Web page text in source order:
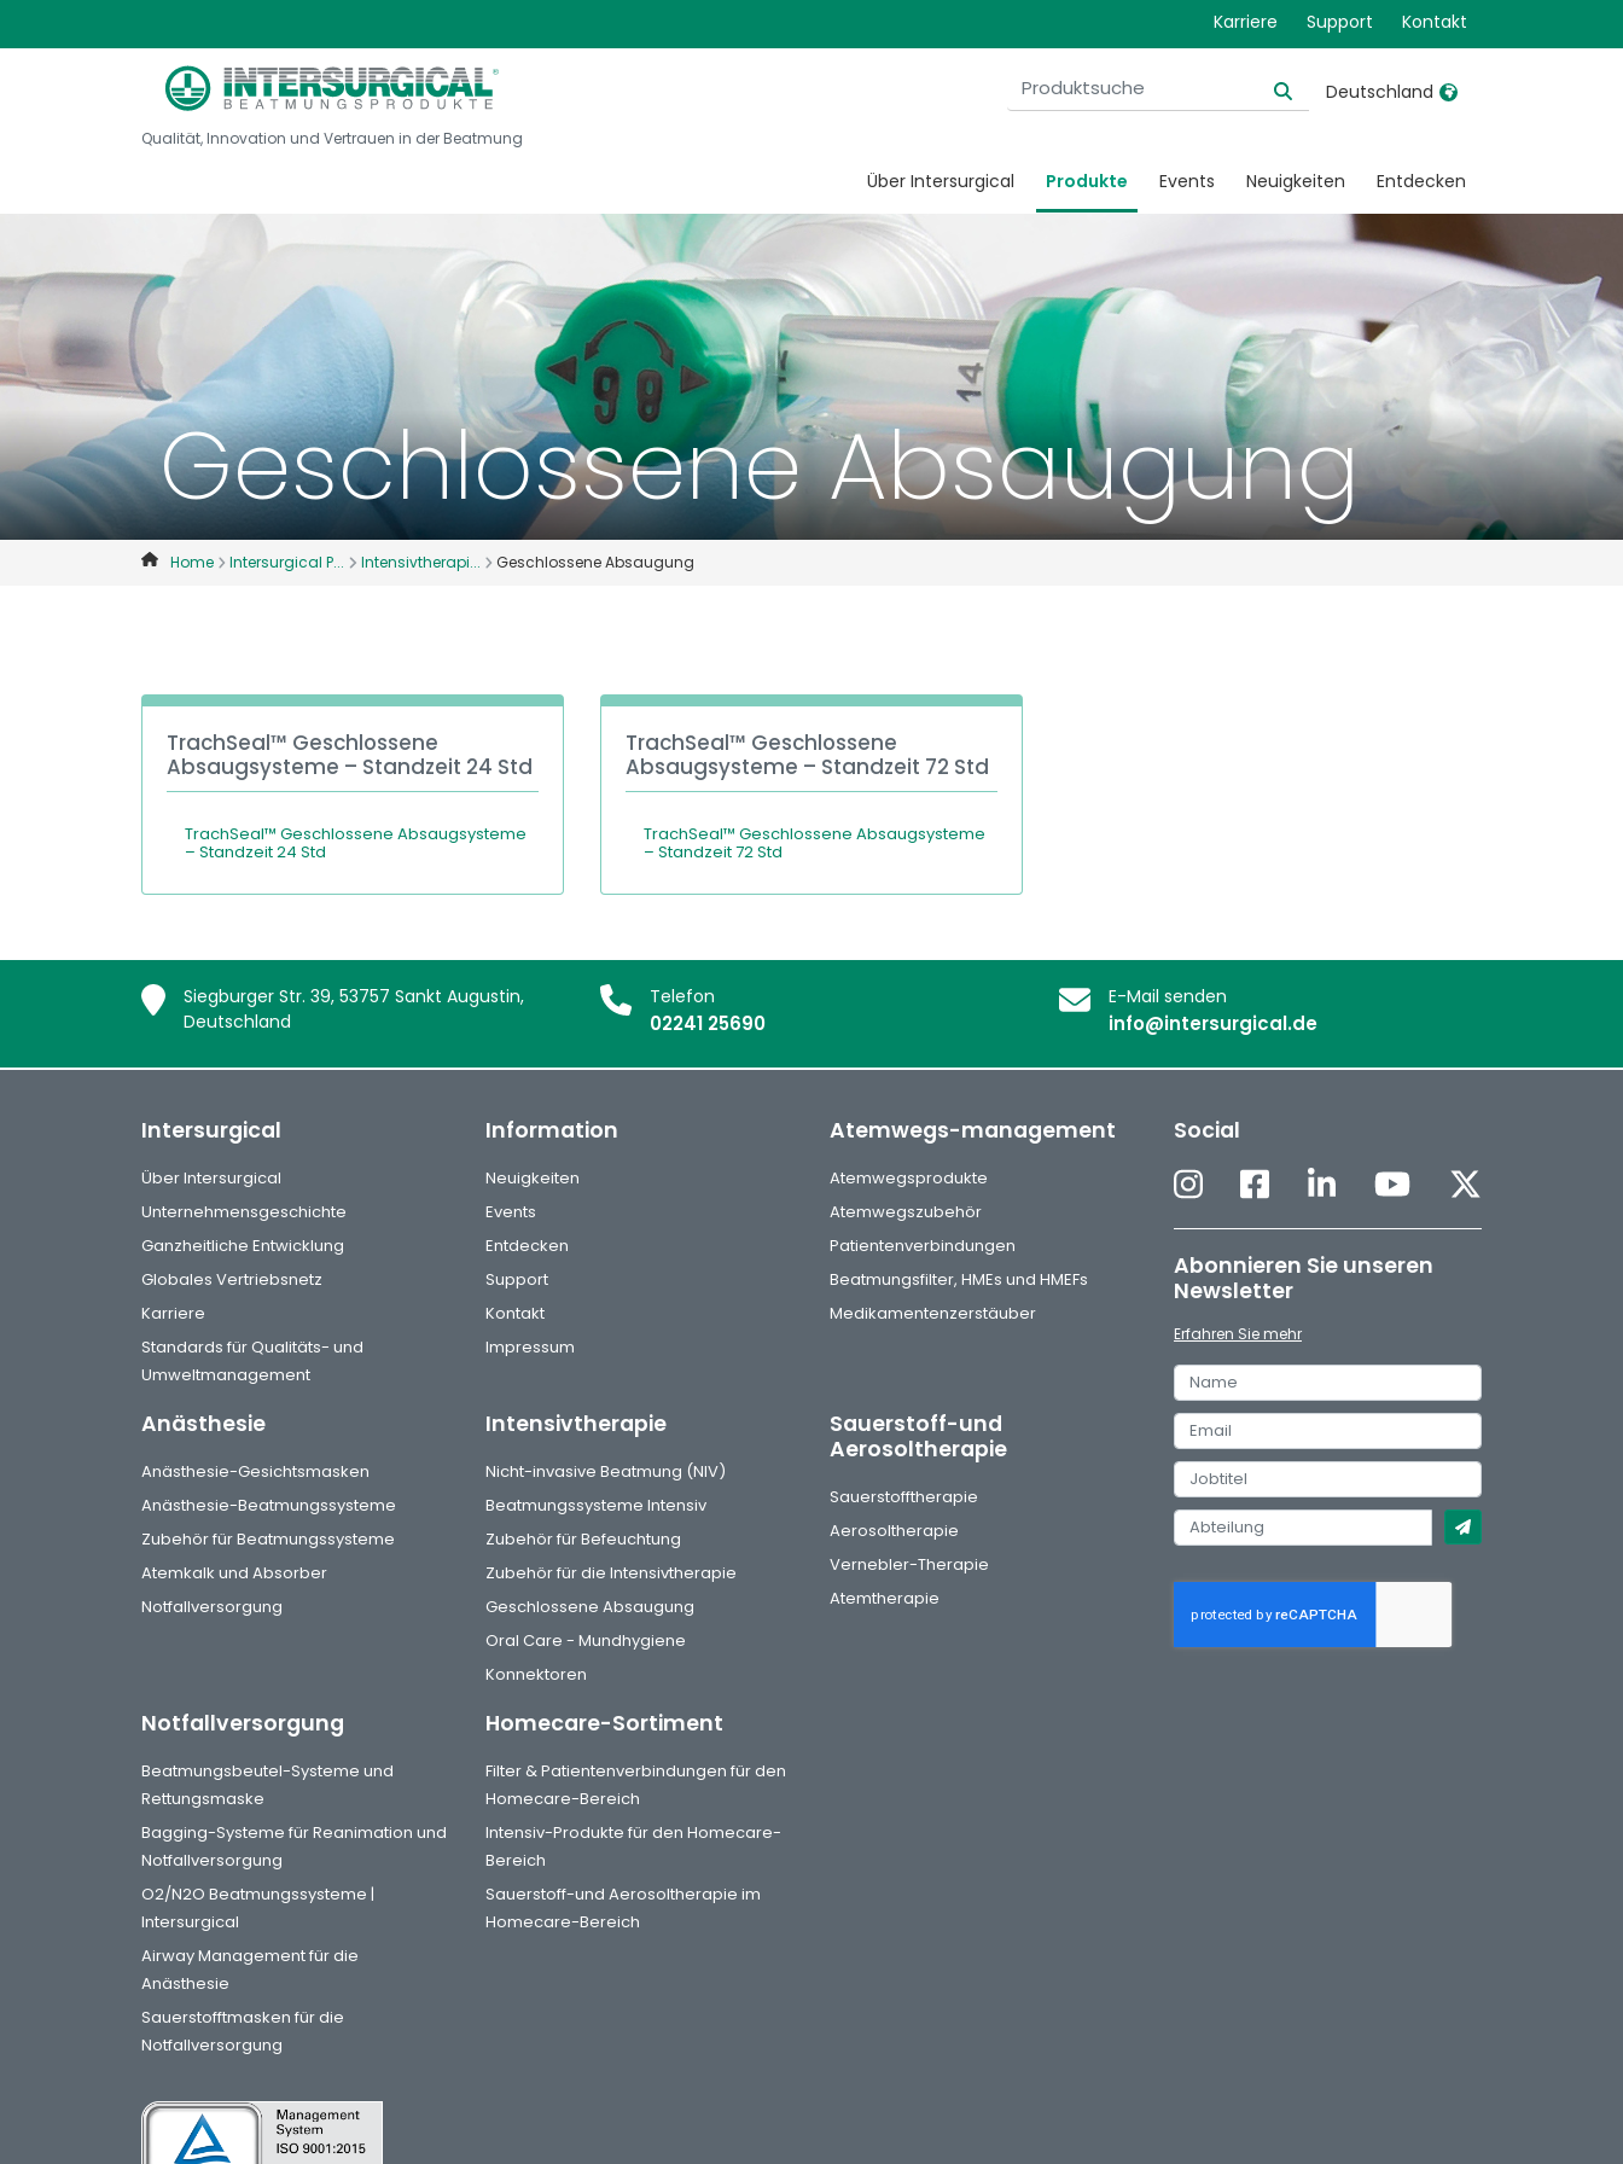
Karriere Support Kontakt
Qualität, Innovation und Vertrauen in der Beatmung
Deutschland
United States
Australia
België, Nederlands
Belgique, Français
Canada, English
Canada, Français
China
Colombia
Denmark
Italia
Japan
Malaysia
Mexico
Nederlands
Norway
Portugal
Russia
Über Intersurgical Produkte Events Neuigkeiten Entdecken
Geschlossene Absaugung
Home Intersurgical P... Intensivtherapi... Geschlossene Absaugung
TrachSeal™ Geschlossene
Absaugsysteme – Standzeit 24 Std
TrachSeal™ Geschlossene Absaugsysteme
– Standzeit 24 Std
TrachSeal™ Geschlossene
Absaugsysteme – Standzeit 72 Std
TrachSeal™ Geschlossene Absaugsysteme
– Standzeit 72 Std
Siegburger Str. 39, 53757 Sankt Augustin,
Deutschland
Telefon
02241 25690
E-Mail senden
info@intersurgical.de
Intersurgical
Über Intersurgical
Unternehmensgeschichte
Ganzheitliche Entwicklung
Globales Vertriebsnetz
Karriere
Standards für Qualitäts- und
Umweltmanagement
Information
Neuigkeiten
Events
Entdecken
Support
Kontakt
Impressum
Atemwegs-management
Atemwegsprodukte
Atemwegszubehör
Patientenverbindungen
Beatmungsfilter, HMEs und HMEFs
Medikamentenzerstäuber
Anästhesie
Anästhesie-Gesichtsmasken
Anästhesie-Beatmungssysteme
Zubehör für Beatmungssysteme
Atemkalk und Absorber
Notfallversorgung
Intensivtherapie
Nicht-invasive Beatmung (NIV)
Beatmungssysteme Intensiv
Zubehör für Befeuchtung
Zubehör für die Intensivtherapie
Geschlossene Absaugung
Oral Care - Mundhygiene
Konnektoren
Sauerstoff-und
Aerosoltherapie
Sauerstofftherapie
Aerosoltherapie
Vernebler-Therapie
Atemtherapie
Notfallversorgung
Beatmungsbeutel-Systeme und
Rettungsmaske
Bagging-Systeme für Reanimation und
Notfallversorgung
O2/N2O Beatmungssysteme |
Intersurgical
Airway Management für die
Anästhesie
Sauerstofftmasken für die
Notfallversorgung
Homecare-Sortiment
Filter & Patientenverbindungen für den
Homecare-Bereich
Intensiv-Produkte für den Homecare-
Bereich
Sauerstoff-und Aerosoltherapie im
Homecare-Bereich
Social
Abonnieren Sie unseren
Newsletter
Erfahren Sie mehr